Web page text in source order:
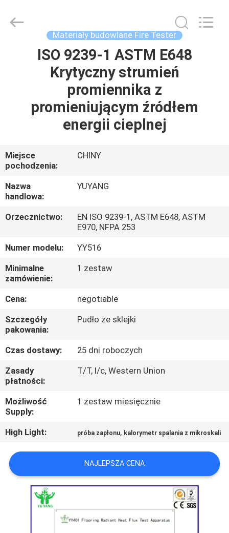
PRODUKTY
POKAZ
O
NAS
WYCIECZKA
FABRYCE
SIĘ
Z
NAMI
AKTUALNOŚCI
POPROSIĆ
WYCENĘ
SITEMAP
POLITYKA
PRYWATNOŚCI
INSTRUMENT
Materiały budowlane Fire Tester
ISO 9239-1 ASTM E648
Krytyczny strumień
promiennika z
promieniującym źródłem
energii cieplnej
Miejsce
pochodzenia:
CHINY
Nazwa
handlowa:
YUYANG
Orzecznictwo:
EN ISO 9239-1, ASTM E648, ASTM
E970, NFPA 253
Numer modelu:
YY516
Minimalne
zamówienie:
1 zestaw
Cena:
negotiable
Szczegóły
pakowania:
Pudło ze sklejki
Czas dostawy:
25 dni roboczych
Zasady
płatności:
T/T, l/c, Western Union
Możliwość
Supply:
1 zestaw miesięcznie
High Light: próba zapłonu, kalorymetr spalania z mikroskali
NAJLEPSZA CENA